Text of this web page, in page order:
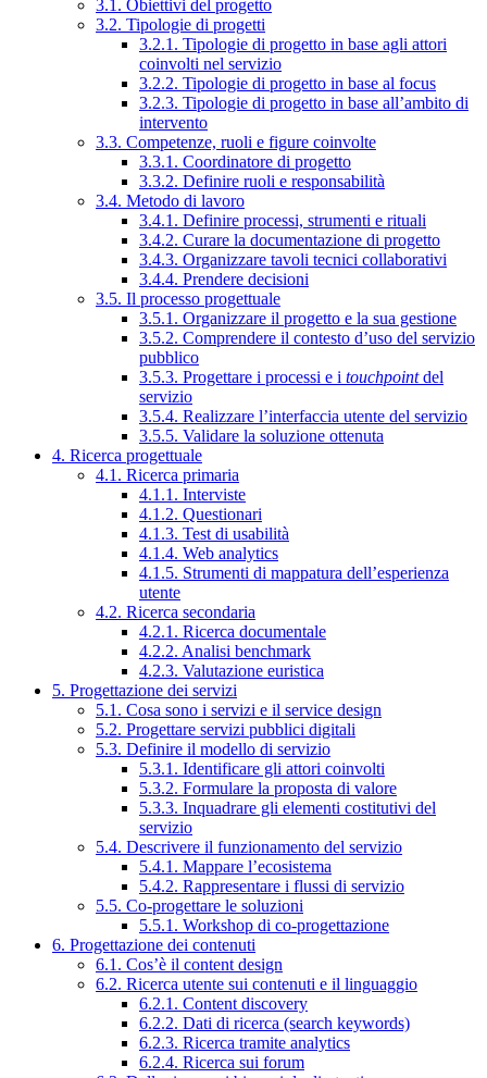
3.1. Obiettivi del progetto
3.2. Tipologie di progetti
3.2.1. Tipologie di progetto in base agli attori
coinvolti nel servizio
3.2.2. Tipologie di progetto in base al focus
3.2.3. Tipologie di progetto in base all’ambito di
intervento
3.3. Competenze, ruoli e figure coinvolte
3.3.1. Coordinatore di progetto
3.3.2. Definire ruoli e responsabilità
3.4. Metodo di lavoro
3.4.1. Definire processi, strumenti e rituali
3.4.2. Curare la documentazione di progetto
3.4.3. Organizzare tavoli tecnici collaborativi
3.4.4. Prendere decisioni
3.5. Il processo progettuale
3.5.1. Organizzare il progetto e la sua gestione
3.5.2. Comprendere il contesto d’uso del servizio
pubblico
3.5.3. Progettare i processi e i touchpointdel
servizio
3.5.4. Realizzare l’interfaccia utente del servizio
3.5.5. Validare la soluzione ottenuta
4. Ricerca progettuale
4.1. Ricerca primaria
4.1.1. Interviste
4.1.2. Questionari
4.1.3. Test di usabilità
4.1.4. Web analytics
4.1.5. Strumenti di mappatura dell’esperienza
utente
4.2. Ricerca secondaria
4.2.1. Ricerca documentale
4.2.2. Analisi benchmark
4.2.3. Valutazione euristica
5. Progettazione dei servizi
5.1. Cosa sono i servizi e il service design
5.2. Progettare servizi pubblici digitali
5.3. Definire il modello di servizio
5.3.1. Identificare gli attori coinvolti
5.3.2. Formulare la proposta di valore
5.3.3. Inquadrare gli elementi costitutivi del
servizio
5.4. Descrivere il funzionamento del servizio
5.4.1. Mappare l’ecosistema
5.4.2. Rappresentare i flussi di servizio
5.5. Co-progettare le soluzioni
5.5.1. Workshop di co-progettazione
6. Progettazione dei contenuti
6.1. Cos’è il content design
6.2. Ricerca utente sui contenuti e il linguaggio
6.2.1. Content discovery
6.2.2. Dati di ricerca (search keywords)
6.2.3. Ricerca tramite analytics
6.2.4. Ricerca sui forum